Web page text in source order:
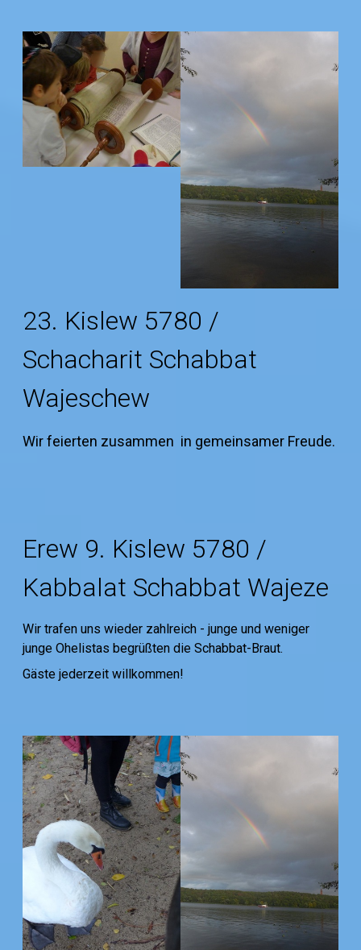
23. Kislew 5780 /
Schacharit Schabbat
Wajeschew
Wir feierten zusammen in gemeinsamer Freude.
Erew 9. Kislew 5780 /
Kabbalat Schabbat Wajeze
Wir trafen uns wieder zahlreich - junge und weniger
junge Ohelistas begrüßten die Schabbat-Braut.
Gäste jederzeit willkommen!